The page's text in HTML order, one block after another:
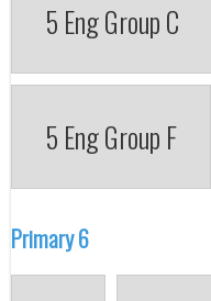
5 Eng Group C
5 Eng Group F
Primary 6